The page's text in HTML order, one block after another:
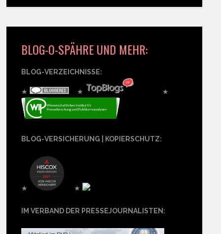
BLOG-O-SPÄHRE UND MEHR:
BLOG-VERZEICHNISSE:
★ ★ ★
BLOG-VERSICHERUNG | KOPIERSCHUTZ:
★ ★
IM VERBAND DER PRESSEJOURNALISTEN: